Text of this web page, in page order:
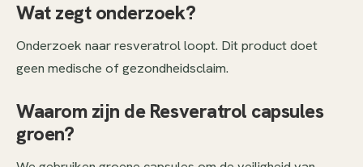
Wat zegt onderzoek?
Onderzoek naar resveratrol loopt. Dit product doet
geen medische of gezondheidsclaim.
Waarom zijn de Resveratrol capsules
groen?